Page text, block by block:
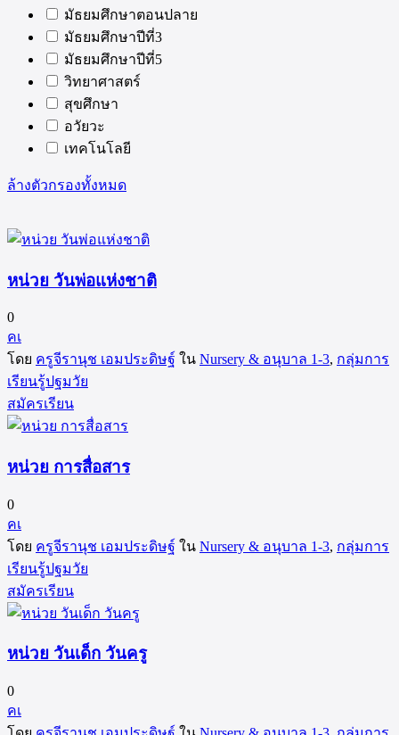
มัธยมศึกษาตอนปลาย
มัธยมศึกษาปีที่3
มัธยมศึกษาปีที่5
วิทยาศาสตร์
สุขศึกษา
อวัยวะ
เทคโนโลยี
ล้างตัวกรองทั้งหมด
หน่วย วันพ่อแห่งชาติ
0
คเ
โดย ครูจีรานุช เอมประดิษฐ์ ใน Nursery & อนุบาล 1-3, กลุ่มการ
เรียนรู้ปฐมวัย
สมัครเรียน
หน่วย การสื่อสาร
0
คเ
โดย ครูจีรานุช เอมประดิษฐ์ ใน Nursery & อนุบาล 1-3, กลุ่มการ
เรียนรู้ปฐมวัย
สมัครเรียน
หน่วย วันเด็ก วันครู
0
คเ